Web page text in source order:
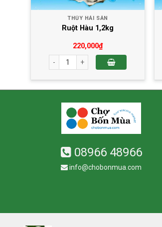
THỦY HẢI SẢN
Ruột Hàu 1,2kg
220,000₫
Ruột Hàu 1,2kg số lượng
08966 48966
info@chobonmua.com